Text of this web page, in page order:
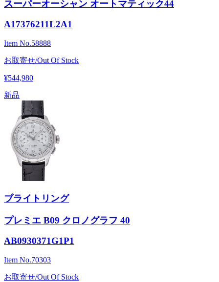
スーパーオーシャン オートマティック44
A17376211L2A1
Item No.58888
お取寄せ/Out Of Stock
¥544,980
新品
ブライトリング
プレミエ B09 クロノグラフ 40
AB0930371G1P1
Item No.70303
お取寄せ/Out Of Stock